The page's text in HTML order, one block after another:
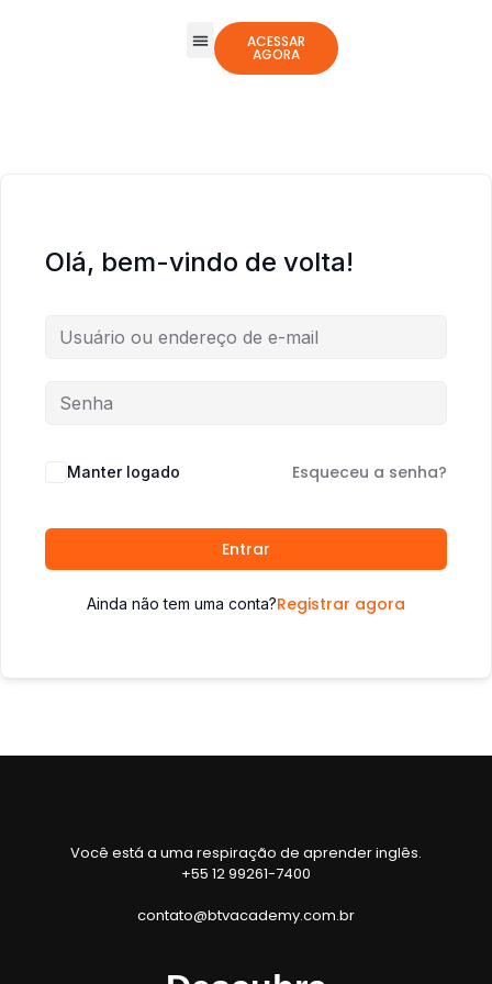
ACESSAR
AGORA
Olá, bem-vindo de volta!
Manter logado Esqueceu a senha?
Entrar
Ainda não tem uma conta?Registrar agora
Você está a uma respiração de aprender inglês.
+55 12 99261-7400
contato@btvacademy.com.br